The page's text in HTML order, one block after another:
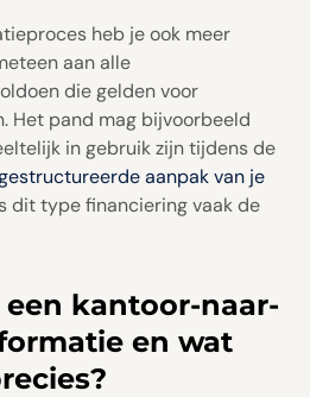
heb je ook meer
aan alle
die gelden voor
Het pand mag bijvoorbeeld
in gebruik zijn tijdens de
aanpak van je
dit type financiering vaak de
een kantoor-naar-
en wat